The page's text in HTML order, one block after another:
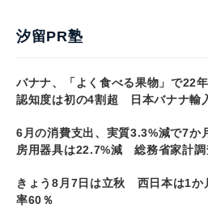
汐留PR塾
バナナ、「よく食べる果物」で22
認知度は初の4割超 日本バナナ輸
6月の消費支出、実質3.3%減で7
房用器具は22.7%減 総務省家計調
きょう8月7日は立秋 西日本は1か
率60％